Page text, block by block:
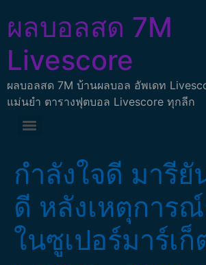
ผลบอลสด 7M
Livescore
ผลบอลสด 7M บ้านผลบอล อัพเดท
แม่นยำ ตารางฟุตบอล Livescore ทุกลีก
กำลังใจดี มารียั
ดี หลังเหตุการ
ในซูเปอร์มาร์เก็